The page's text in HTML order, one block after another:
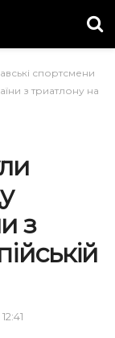
спортсмени
з триатлону на
з